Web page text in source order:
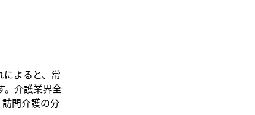
によると、常
。介護業界全
問介護の分